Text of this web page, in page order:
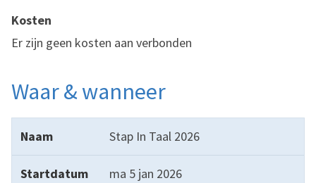
Kosten
Er zijn geen kosten aan verbonden
Waar & wanneer
Naam Startdatum Einddatum Tijd
Stap In Taal 2026
ma 5 jan 2026